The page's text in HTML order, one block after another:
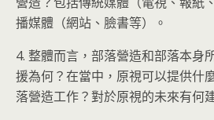
播媒體（網站、臉書等）。
4. 整體而言，部落營造和部落本身
援為何？在當中，原視可以提供什
落營造工作？對於原視的未來有何